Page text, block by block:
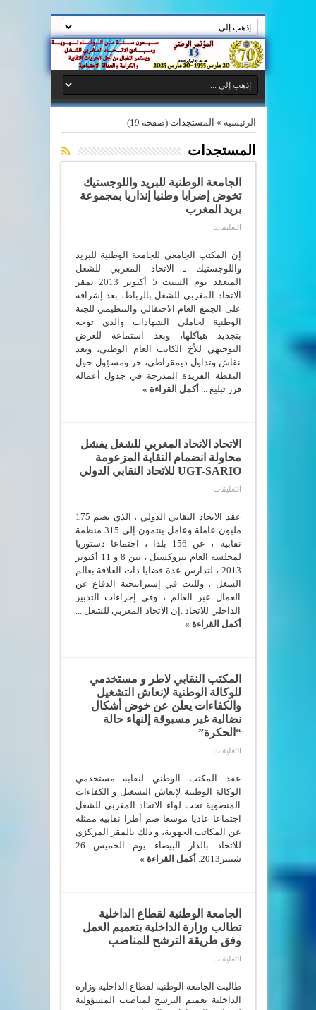
الرئيسية » المستجدات (صفحة 19)
المستجدات
الجامعة الوطنية للبريد واللوجستيك
تخوض إضرابا وطنيا إنذاريا بمجموعة
بريد المغرب
التعليقات
للبريد
واللوجستيك
تخوض
إضرابا
وطنيا
إنذاريا
بمجموعة
بريد
المغرب
مغلقة
إن المكتب الجامعي للجامعة الوطنية للبريد
واللوجستيك ـ الاتحاد المغربي للشغل
المنعقد يوم السبت 5 أكتوبر 2013 بمقر
الاتحاد المغربي للشغل بالرباط، بعد إشرافه
على الجمع العام الاحتفالي والتنظيمي للجنة
الوطنية لحاملي الشهادات والذي توجه
بتجديد هياكلها، وبعد استماعه للعرض
التوجيهي للأخ الكاتب العام الوطني، وبعد
نقاش وتداول ديمقراطي، حر ومسؤول حول
النقطة الفريدة المدرجة في جدول أعماله
قرر تبليغ ... أكمل القراءة »
الاتحاد الاتحاد المغربي للشغل يفشل
محاولة انضمام النقابة المزعومة
UGT-SARIO للاتحاد النقابي الدولي
التعليقات
المغربي
للشغل
يفشل
محاولة
انضمام
النقابة
المزعومة
UGT-
SARIO
للاتحاد
النقابي
الدولي
مغلقة
عقد الاتحاد النقابي الدولي ، الذي يضم 175
مليون عاملة وعامل ينتمون إلى 315 منظمة
نقابية ، عن 156 بلدا ، اجتماعا دستوريا
لمجلسه العام ببروكسيل ، بين 8 و 11 أكتوبر
2013 ، لتدارس عدة قضايا ذات العلاقة بعالم
الشغل ، وللبث في إستراتيجية الدفاع عن
العمال عبر العالم ، وفي إجراءات التدبير
الداخلي للاتحاد .إن الاتحاد المغربي للشغل ...
أكمل القراءة »
المكتب النقابي لاطر و مستخدمي
للوكالة الوطنية لإنعاش التشغيل
والكفاءات يعلن عن خوض أشكال
نضالية غير مسبوقة إلنهاء حالة
“الحكرة”
التعليقات
لاطر
و
مستخدمي
للوكالة
الوطنية
لإنعاش
التشغيل
والكفاءات
يعلن
عن
إلنهاء
حالة
“الحكرة”
مغلقة
ﻋﻘﺪ اﻟﻤﻜﺘﺐ اﻟﻮﻃﻨﻲ ﻟﻨﻘﺎﺑﺔ ﻣﺴﺘﺨﺪﻣﻲ
اﻟﻮكاﻟﺔ اﻟﻮﻃﻨﻴﺔ ﻹﻧﻌﺎش اﻟﺘﺸﻐﻴﻞ و اﻟﻜﻔﺎءات
اﻟﻤﻨﻀﻮﻳﺔ ﺗﺤﺖ ﻟﻮاء الاﺗﺤﺎد اﻟﻤﻐﺮﺑﻲ ﻟﻠﺸﻐﻞ
اﺟﺘﻤﺎﻋﺎ ﻋﺎدﻳﺎ ﻣﻮﺳﻌﺎ ﺿﻢ أﻃﺮا ﻧﻘﺎﺑﻴﺔ ﻣﻤﺜﻠﺔ
ﻋﻦ اﻟﻤﻜﺎﺗﺐ اﻟﺠﻬﻮﻳﺔ، و ذﻟﻚ ﺑﺎﻟﻤﻘﺮ اﻟﻤﺮﻜﺰي
ﻟﻼﺗﺤﺎد ﺑﺎﻟﺪار اﻟﺒﻴﻀﺎء ﻳﻮم اﻟﺨﻤﻴﺲ 26
ﺷﺘﻨﺒﺮ2013.
أكمل القراءة »
الجامعة الوطنية لقطاع الداخلية
تطالب وزارة الداخلية بتعميم العمل
وفق طريقة الترشح للمناصب
التعليقات
لقطاع
تطالب
طالبت الجامعة الوطنية لقطاع الداخلية وزارة
الداخلية تعميم الترشح لمناصب المسؤولية